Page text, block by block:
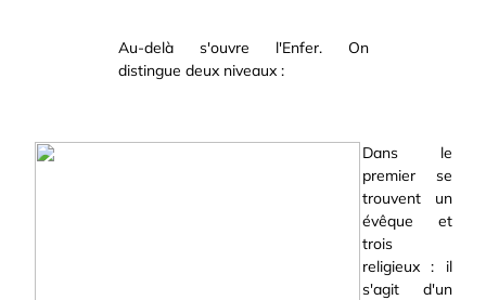
Au-delà s'ouvre l'Enfer. On
distingue deux niveaux :
Dans le
premier se
trouvent un
évêque et
trois
religieux : il
s'agit d'un